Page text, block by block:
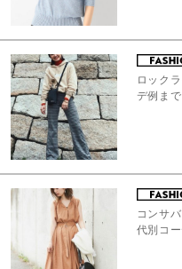
ロック
デ例ま
コンサ
代別コ